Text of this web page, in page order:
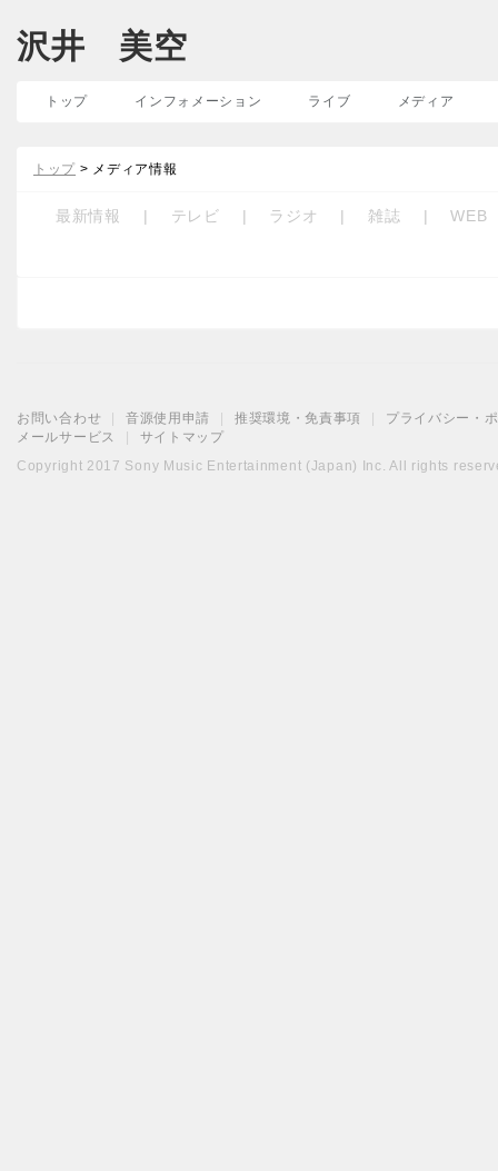
沢井 美空
トップ インフォメーション ライブ メディア
トップ > メディア情報
最新情報 | テレビ | ラジオ | 雑誌 | WEB
お問い合わせ 音源使用申請 推奨環境・免責事項
プライバシー・
メールサービス
サイトマップ
Copyright 2017 Sony Music Entertainment (Japan) Inc. All rights